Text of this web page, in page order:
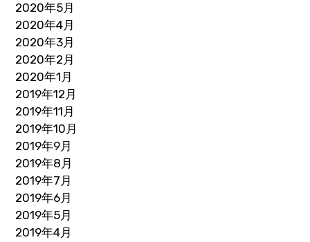
2020年5月
2020年4月
2020年3月
2020年2月
2020年1月
2019年12月
2019年11月
2019年10月
2019年9月
2019年8月
2019年7月
2019年6月
2019年5月
2019年4月